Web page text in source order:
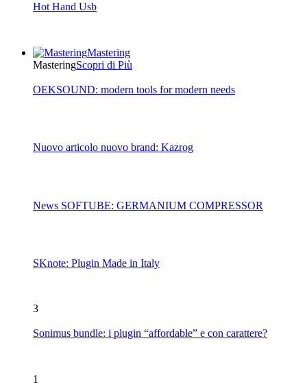
Hot Hand Usb
Mastering
MasteringScopri di Più
OEKSOUND: modern tools for modern needs
Nuovo articolo nuovo brand: Kazrog
News SOFTUBE: GERMANIUM COMPRESSOR
SKnote: Plugin Made in Italy
3
Sonimus bundle: i plugin “affordable” e con carattere?
1